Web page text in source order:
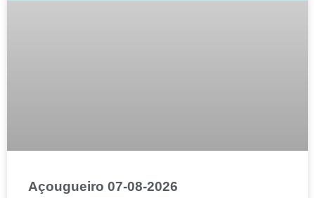
Açougueiro 07-08-2026